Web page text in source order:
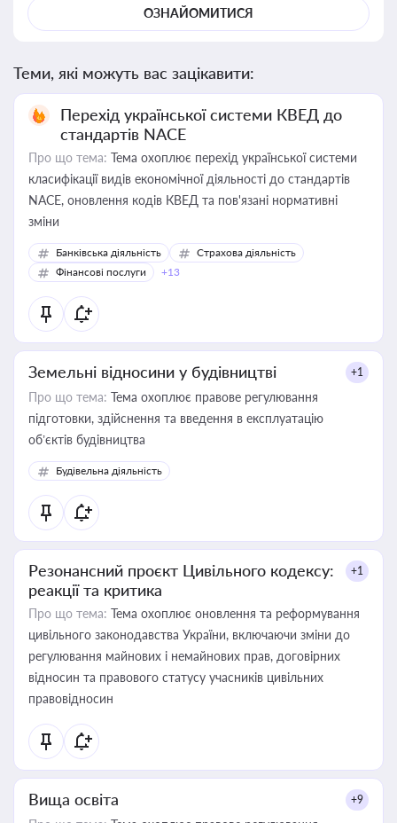
ОЗНАЙОМИТИСЯ
Теми, які можуть вас зацікавити:
Перехід української системи КВЕД до
стандартів NACE
Про що тема: Тема охоплює перехід української системи
класифікації видів економічної діяльності до стандартів
NACE, оновлення кодів КВЕД та пов'язані нормативні
зміни
Банківська діяльність
Страхова діяльність
Фінансові послуги
+13
Земельні відносини у будівництві +1
Про що тема: Тема охоплює правове регулювання
підготовки, здійснення та введення в експлуатацію
об’єктів будівництва
Будівельна діяльність
Резонансний проєкт Цивільного кодексу:
реакції та критика
+1
Про що тема: Тема охоплює оновлення та реформування
цивільного законодавства України, включаючи зміни до
регулювання майнових і немайнових прав, договірних
відносин та правового статусу учасників цивільних
правовідносин
Вища освіта +9